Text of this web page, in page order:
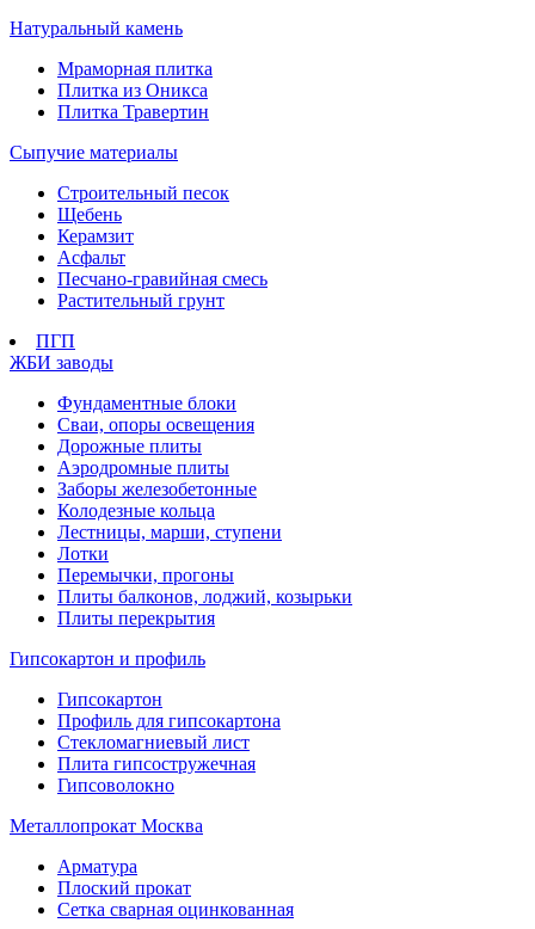
Натуральный камень
Мраморная плитка
Плитка из Оникса
Плитка Травертин
Сыпучие материалы
Строительный песок
Щебень
Керамзит
Асфальт
Песчано-гравийная смесь
Растительный грунт
ПГП
ЖБИ заводы
Фундаментные блоки
Сваи, опоры освещения
Дорожные плиты
Аэродромные плиты
Заборы железобетонные
Колодезные кольца
Лестницы, марши, ступени
Лотки
Перемычки, прогоны
Плиты балконов, лоджий, козырьки
Плиты перекрытия
Гипсокартон и профиль
Гипсокартон
Профиль для гипсокартона
Стекломагниевый лист
Плита гипсостружечная
Гипсоволокно
Металлопрокат Москва
Арматура
Плоский прокат
Сетка сварная оцинкованная